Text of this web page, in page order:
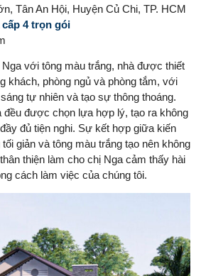
Tân An Hội, Huyện Củ Chi, TP. HCM
cấp 4 trọn gói
với tông màu trắng, nhà được thiết
khách, phòng ngủ và phòng tắm, với
tự nhiên và tạo sự thông thoáng.
đều được chọn lựa hợp lý, tạo ra không
đủ tiện nghi. Sự kết hợp giữa kiến
giản và tông màu trắng tạo nên không
thiện làm cho chị Nga cảm thấy hài
cách làm việc của chúng tôi.